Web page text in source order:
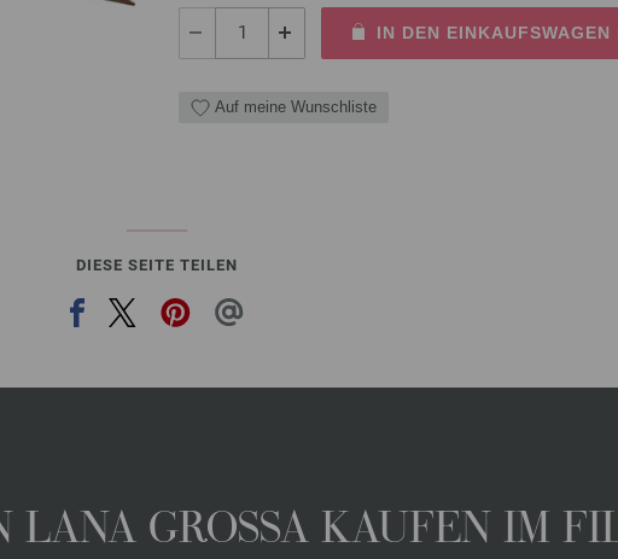
IN DEN EINKAUFSWAGEN
Auf meine Wunschliste
DIESE SEITE TEILEN
GROSSA KAUFEN IM